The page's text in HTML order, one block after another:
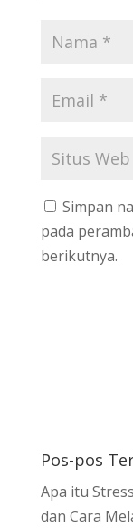
Simpan
pada
berikutnya.
Pos-pos
Apa itu
dan Cara